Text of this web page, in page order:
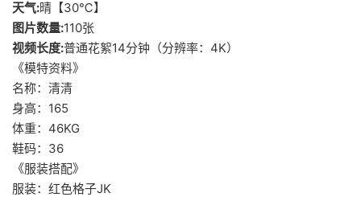
天气:晴【30℃】
图片数量:110张
视频长度:普通花絮14分钟（分辨率：4K）
《模特资料》
名称：清清
身高：165
体重：46KG
鞋码：36
《服装搭配》
服装：红色格子JK